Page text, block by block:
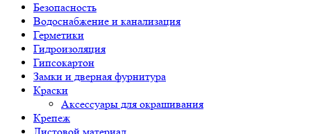
Безопасность
Водоснабжение и канализация
Герметики
Гидроизоляция
Гипсокартон
Замки и дверная фурнитура
Краски
Аксессуары для окрашивания
Крепеж